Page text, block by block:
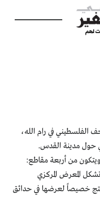
الفلسطيني في رام الله،
حول مدينة القدس.
المعرض المركزي
خصيصاً لعرضها في حدائق